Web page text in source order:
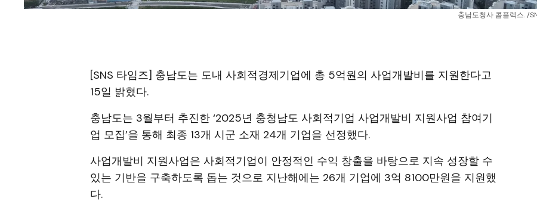
충남도청사 콤플렉스. /
[SNS 타임즈] 충남도는 도내 사회적경제기업에 총 5억원의 사업개발비를 지원한다고
15일 밝혔다.
충남도는 3월부터 추진한 ‘2025년 충청남도 사회적기업 사업개발비 지원사업 참여기
업 모집’을 통해 최종 13개 시군 소재 24개 기업을 선정했다.
사업개발비 지원사업은 사회적기업이 안정적인 수익 창출을 바탕으로 지속 성장할 수
있는 기반을 구축하도록 돕는 것으로 지난해에는 26개 기업에 3억 8100만원을 지원했
다.